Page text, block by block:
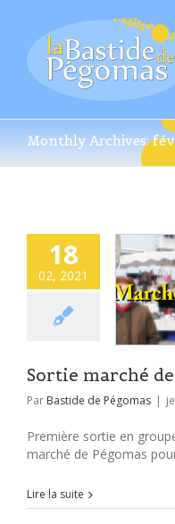
Monthly Archives:
18
02, 2021
Sortie marché
Par Bastide de Pégomas |
Première sortie en
marché de Pégomas
Lire la suite